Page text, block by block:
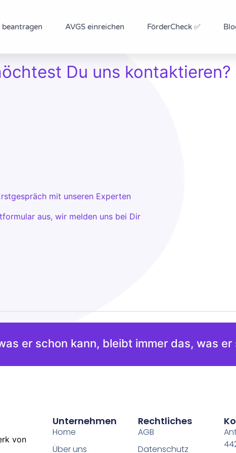
beantragen AVGS einreichen FörderCheck ✅
Du uns kontaktieren?
mit unseren Experten
aus, wir melden uns bei Dir
er schon kann, bleibt immer das, was er
Unternehmen
Home
Über uns
Rechtliches
AGB
Datenschutz
von